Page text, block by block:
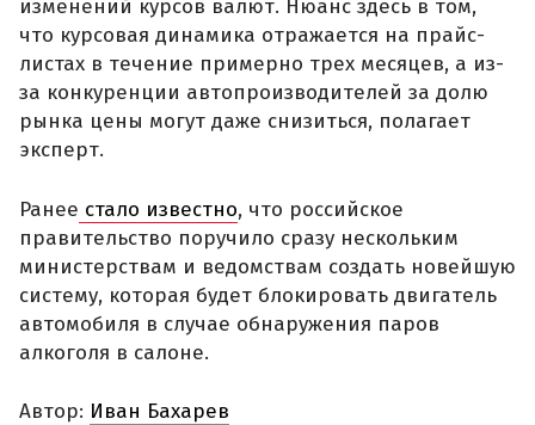
изменений курсов валют. Нюанс здесь в том,
что курсовая динамика отражается на прайс-
листах в течение примерно трех месяцев, а из-
за конкуренции автопроизводителей за долю
рынка цены могут даже снизиться, полагает
эксперт.
Ранее стало известно, что российское
правительство поручило сразу нескольким
министерствам и ведомствам создать новейшую
систему, которая будет блокировать двигатель
автомобиля в случае обнаружения паров
алкоголя в салоне.
Автор: Иван Бахарев